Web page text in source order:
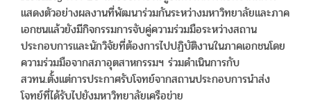
แสดงตัวอย่างผลงานที่พัฒนาร่วมกันระหว่างมหาวิทยาลัยและภาค
เอกชนแล้วยังมีกิจกรรมการจับคู่ความร่วมมือระหว่างสถาน
ประกอบการและนักวิจัยที่ต้องการไปปฏิบัติงานในภาคเอกชนโดย
ความร่วมมือจากสภาอุตสาหกรรมฯ ร่วมดำเนินการกับ
สวทน.ตั้งแต่การประกาศรับโจทย์จากสถานประกอบการนำส่ง
โจทย์ที่ได้รับไปยังมหาวิทยาลัยเครือข่าย